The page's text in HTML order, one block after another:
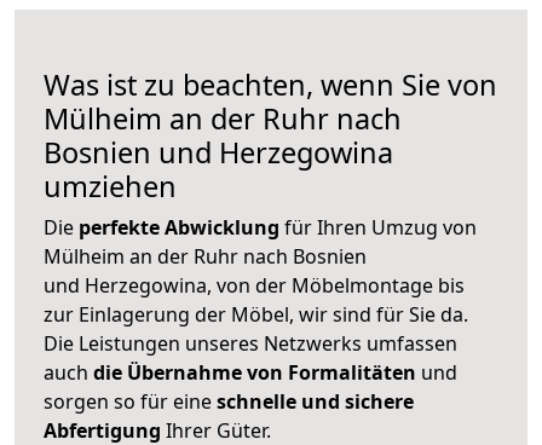
Was ist zu beachten, wenn Sie von
Mülheim an der Ruhr nach
Bosnien und Herzegowina
umziehen
Die perfekte Abwicklung für Ihren Umzug von
Mülheim an der Ruhr nach Bosnien
und Herzegowina, von der Möbelmontage bis
zur Einlagerung der Möbel, wir sind für Sie da.
Die Leistungen unseres Netzwerks umfassen
auch die Übernahme von Formalitäten und
sorgen so für eineschnelle und sichere
Abfertigung Ihrer Güter.